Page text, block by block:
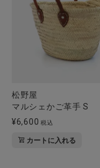
松野屋
マルシェかご革手 S
¥6,600 税込
カートに入れる